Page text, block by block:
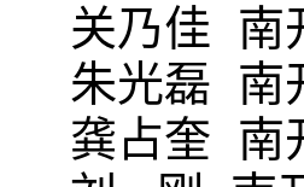
关乃佳 南
朱光磊 南
龚占奎 南